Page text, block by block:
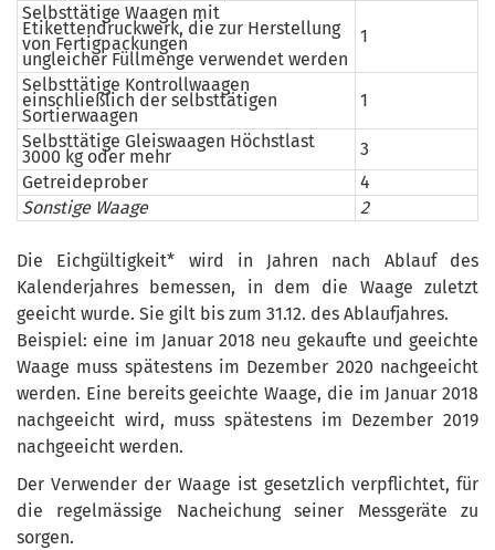
Selbsttätige Waagen mit
Etikettendruckwerk, die zur Herstellung
von Fertigpackungen
ungleicher Füllmenge verwendet werden
1
Selbsttätige Kontrollwaagen
einschließlich der selbsttätigen
Sortierwaagen
1
Selbsttätige Gleiswaagen Höchstlast
3000 kg oder mehr
3
Getreideprober
4
Sonstige Waage
2
Die Eichgültigkeit* wird in Jahren nach Ablauf des
Kalenderjahres bemessen, in dem die Waage zuletzt
geeicht wurde. Sie gilt bis zum 31.12. des Ablaufjahres.
Beispiel: eine im Januar 2018 neu gekaufte und geeichte
Waage muss spätestens im Dezember 2020 nachgeeicht
werden. Eine bereits geeichte Waage, die im Januar 2018
nachgeeicht wird, muss spätestens im Dezember 2019
nachgeeicht werden.
Der Verwender der Waage ist gesetzlich verpflichtet, für
die regelmässige Nacheichung seiner Messgeräte zu
sorgen.